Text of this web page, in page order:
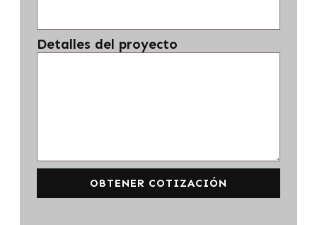
Detalles del proyecto
OBTENER COTIZACIÓN